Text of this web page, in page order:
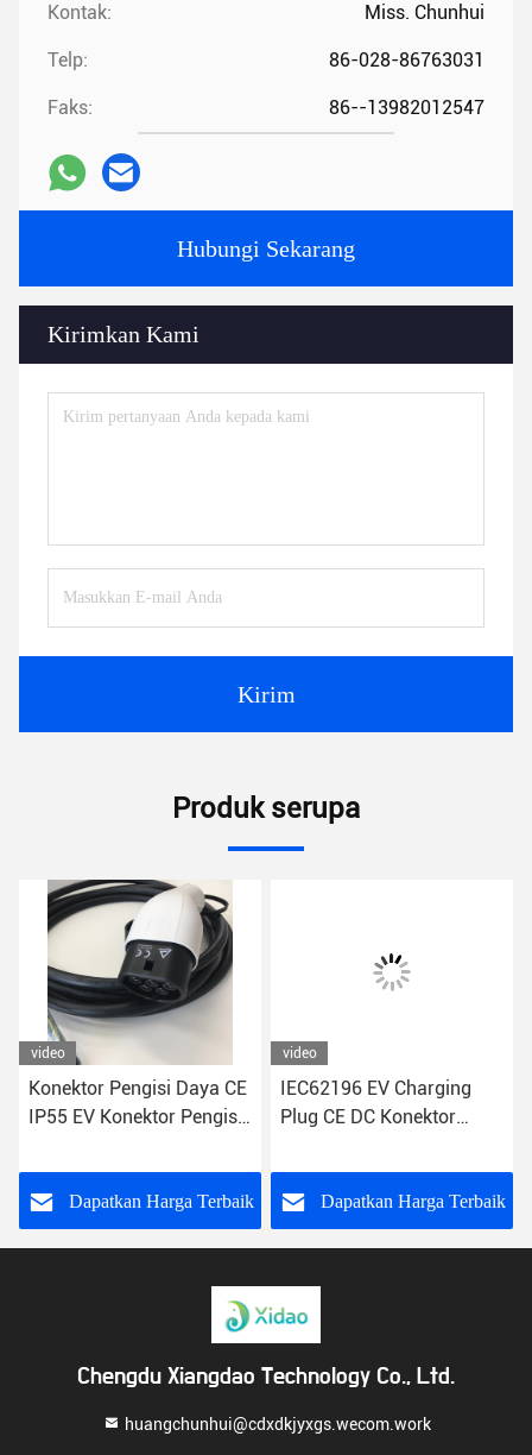
Kontak: Miss. Chunhui
Telp: 86-028-86763031
Faks: 86--13982012547
Hubungi Sekarang
Kirimkan Kami
Kirim
Produk serupa
video
Konektor Pengisi Daya CE
IP55 EV Konektor Pengisi
Dapatkan Harga Terbaik
video
IEC62196 EV Charging
Plug CE DC Konektor
Dapatkan Harga Terbaik
Chengdu Xiangdao Technology Co., Ltd.
huangchunhui@cdxdkjyxgs.wecom.work